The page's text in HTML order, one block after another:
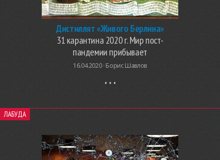
Дистиллят «Живого Берлина»
31 карантина 2020 г. Мир пост-
пандемии прибывает
16.04.2020 · Борис Шавлов
ЛАБУДА